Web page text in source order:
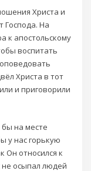
Христа и
Господа. На
к апостольскому
воспитать
Христа в тот
и приговорили
бы на месте
у нас горькую
Он относился к
не осыпал людей